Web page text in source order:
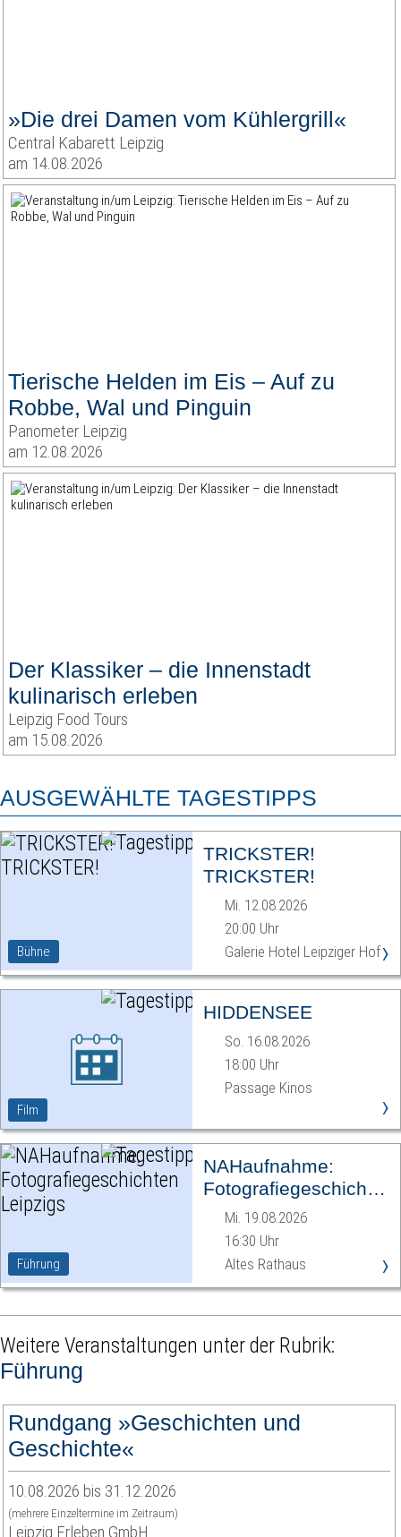
»Die drei Damen vom Kühlergrill«
Central Kabarett Leipzig
am 14.08.2026
Tierische Helden im Eis – Auf zu
Robbe, Wal und Pinguin
Panometer Leipzig
am 12.08.2026
Der Klassiker – die Innenstadt
kulinarisch erleben
Leipzig Food Tours
am 15.08.2026
AUSGEWÄHLTE TAGESTIPPS
Bühne
TRICKSTER!
TRICKSTER!
Mi. 12.08.2026
20:00 Uhr
Galerie Hotel Leipziger Hof›
Film
HIDDENSEE
So. 16.08.2026
18:00 Uhr
Passage Kinos
›
Führung
NAHaufnahme:
Fotografiegeschichten
Leipzigs
Mi. 19.08.2026
16:30 Uhr
Altes Rathaus
›
Weitere Veranstaltungen unter der Rubrik:
Führung
Rundgang »Geschichten und
Geschichte«
10.08.2026 bis 31.12.2026
(mehrere Einzeltermine im Zeitraum)
Leipzig Erleben GmbH